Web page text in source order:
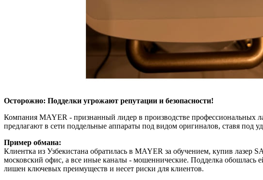
Осторожно: Подделки угрожают репутации и безопасности!
Компания MAYER - признанный лидер в производстве профессиональных
предлагают в сети поддельные аппараты под видом оригиналов, ставя под
Пример обмана:
Клиентка из Узбекистана обратилась в MAYER за обучением, купив лазер
московский офис, а все иные каналы - мошеннические. Подделка обошлась
лишен ключевых преимуществ и несет риски для клиентов.